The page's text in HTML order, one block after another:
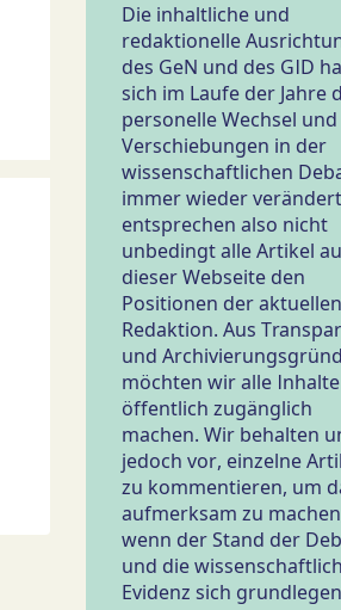
Die inhaltliche und
redaktionelle
des GeN und des GID
sich im Laufe der Jahre
personelle Wechsel und
Verschiebungen in der
wissenschaftlichen
immer wieder
entsprechen also nicht
unbedingt alle Artikel
dieser Webseite den
Positionen der aktuellen
Redaktion. Aus
und
möchten wir alle Inhalte
öffentlich zugänglich
machen. Wir behalten
jedoch vor, einzelne
zu kommentieren, um
aufmerksam zu
wenn der Stand der
und die
Evidenz sich